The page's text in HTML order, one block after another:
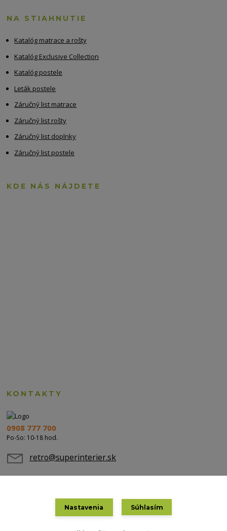
NA STIAHNUTIE
Katalóg matrace a rošty
Katalóg Exclusive Collection
Katalóg postele
Leták postele
Záručný list matrace
Záručný list rošty
Záručný list doplnky
Záručný list postele
KDE NÁS NÁJDETE
KONTAKTY
0908 777 700
Po-So: 10-18 hod.
retro@superinterier.sk
Nastavenia Súhlasím